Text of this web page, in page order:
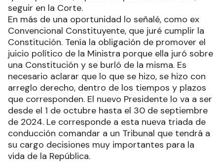
seguir en la Corte.
En más de una oportunidad lo señalé, como ex
Convencional Constituyente, que juré cumplir la
Constitución. Tenía la obligación de promover el
juicio político de la Ministra porque ella juró sobre
una Constitución y se burló de la misma. Es
necesario aclarar que lo que se hizo, se hizo con
arreglo derecho, dentro de los tiempos y plazos
que corresponden. El nuevo Presidente lo va a ser
desde el 1 de octubre hasta el 30 de septiembre
de 2024. Le corresponde a esta nueva triada de
conducción comandar a un Tribunal que tendrá a
su cargo decisiones muy importantes para la
vida de la República.